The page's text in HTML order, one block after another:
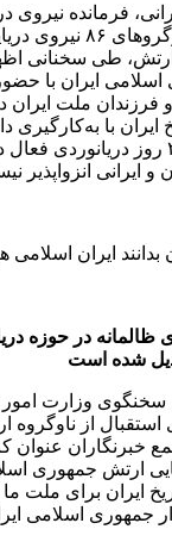
فرمانده نیروی
استقبال رسمی از
ارتش، طی سخنانی
ایران با
ملت ایران
ایران با
امنیت دریایی و با ۲۱۳ روز
و ایرانی انزواپذیر
بدانند ایران
ظالمانه در حوزه
شده است
سخنگوی وزارت
استقبال از
خبرنگاران عنوان
ارتش جمهوری
ایران برای ملت
جمهوری اسلامی